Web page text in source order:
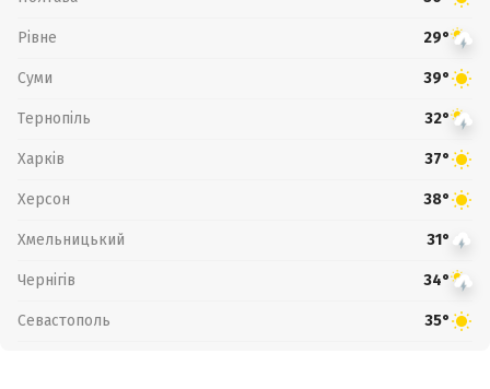
Рівне 29°
Суми 39°
Тернопіль 32°
Харків 37°
Херсон 38°
Хмельницький 31°
Чернігів 34°
Севастополь 35°